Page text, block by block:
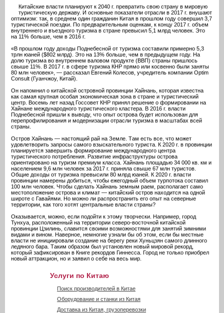
Китайские власти планируют к 2040 г. превратить свою страну в мировую
туристическую державу. И основные показатели отрасли в 2017 г. внушают
оптимизм: так, в среднем один гражданин Китая в прошлом году совершил 3,7
туристической поездки. По предварительным оценкам, к концу 2017 г. объем
внутреннего и въездного туризма в стране превысил 5,1 млрд человек. Это
на 11% больше, чем в 2016 г.
«В прошлом году доходы Поднебесной от туризма составили примерно 5,3
трлн юаней ($802 млрд). Это на 13% больше, чем в предыдущем году. На
долю туризма во внутреннем валовом продукте (ВВП) страны пришлось
свыше 11%. В 2017 г. в сфере туризма КНР прямо или косвенно были заняты
80 млн человек», — рассказал Евгений Колесов, учредитель компании Optim
Consult (Гуанчжоу, Китай).
Он напомнил о китайской островной провинции Хайнань, которая известна
как самая крупная особая экономическая зона в стране и туристический
центр. Восемь лет назад Госсовет КНР принял решение о формировании на
Хайнане международного туристического кластера. В 2016 г. власти
Поднебесной пришли к выводу, что опыт острова будет использован для
перепрофилирования и модернизации отрасли туризма в масштабах всей
страны.
Остров Хайнань — настоящий рай на Земле. Там есть все, что может
удовлетворить запросы самого взыскательного туриста. К 2020 г. в провинции
планируется завершить формирование международного центра
туристического потребления. Развитие инфраструктуры острова
ориентировано на туризм премиум класса. Хайнань площадью 34 000 кв. км и
населением 9,6 млн человек за 2017 г. приняла свыше 67 млн туристов.
Общие доходы от туризма превысили 80 млрд юаней. К 2020 г. власти
провинции намерены добиться, чтобы ежегодный объем турпотока составил
100 млн человек. Чтобы сделать Хайнань земным раем, располагает само
местоположение острова и климат — китайский остров находится на одной
широте с Гавайями. Но можно ли распространить его опыт на северные
территории, как того хотят центральные власти страны?
Оказывается, можно, если подойти к этому творчески. Например, город
Тунхуа, расположенный на территории северо-восточной китайской
провинции Цзилинь, славится своими возможностями для занятий зимними
видами и вином. Наверное, немногие узнали бы об этом, если бы местные
власти не инициировали создание на берегу реки Хуньцзян самого длинного
ледяного бара. Таким образом был установлен новый мировой рекорд,
который зафиксирован в Книге рекордов Гиннесса. Город не только приобрел
новый аттракцион, но и заявил о себе на весь мир.
Услуги по Китаю
Поиск производителей в Китае
Оборудование и станки из Китая
Доставка из Китая, грузоперевозки